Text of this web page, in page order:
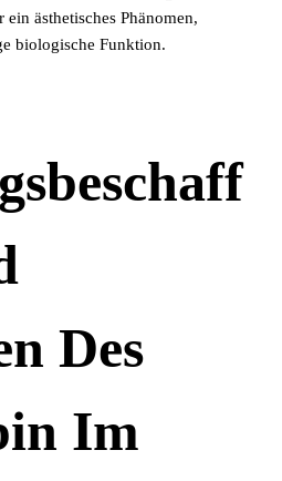
ästhetisches Phänomen,
biologische Funktion.
Des
Im